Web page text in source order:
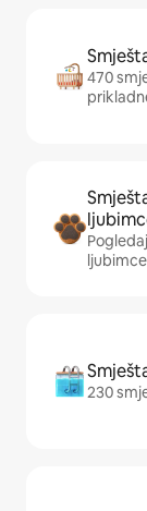
470
ljubimce
230